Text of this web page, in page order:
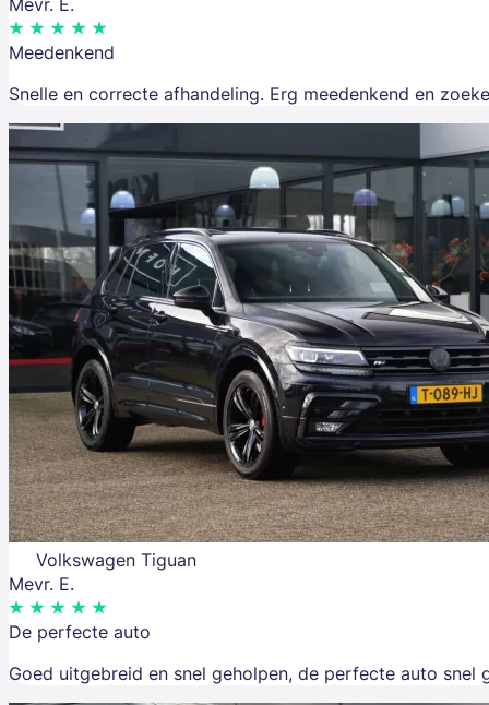
Meedenkend
Snelle en correcte afhandeling. Erg meedenkend en
Volkswagen Tiguan
Mevr. E.
De perfecte auto
Goed uitgebreid en snel geholpen, de perfecte auto snel